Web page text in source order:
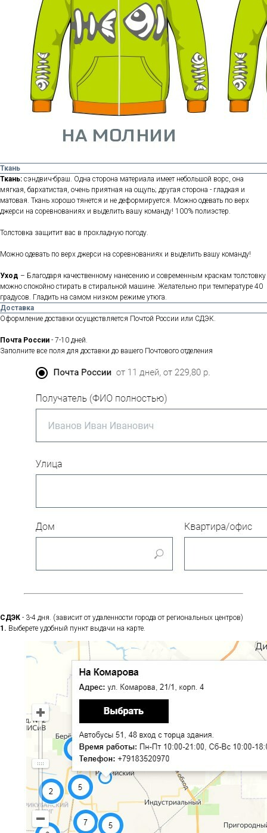
Ткань
Ткань: сэндвич-браш. Одна сторона материала имеет небольшой ворс, она
мягкая, бархатистая, очень приятная на ощупь; другая сторона - гладкая и
матовая. Ткань хорошо тянется и не деформируется. Можно одевать по верх
джерси на соревнованиях и выделить вашу команду! 100% полиэстер.
Толстовка защитит вас в прохладную погоду.
Можно одевать по верх джерси на соревнованиях и выделить вашу команду!
Уход – Благодаря качественному нанесению и современным краскам толстовку
можно спокойно стирать в стиральной машине. Желательно при температуре 40
градусов. Гладить на самом низком режиме утюга.
Доставка
Оформление доставки осуществляется Почтой России или СДЭК.
Почта России - 7-10 дней.
Заполните все поля для доставки до вашего Почтового отделения
СДЭК - 3-4 дня. (зависит от удаленности города от региональных центров)
1. Выберете удобный пункт выдачи на карте.